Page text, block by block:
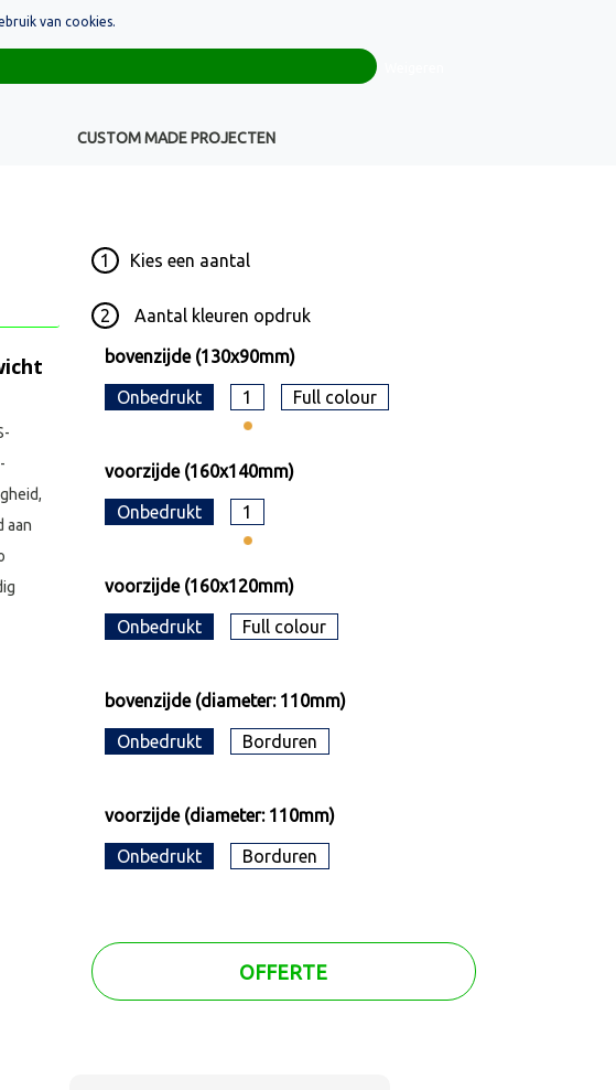
+32(0)16 43 54 19
CUSTOM MADE PROJECTEN
1 Kies een aantal
2 Aantal kleuren opdruk
bovenzijde (130x90mm)
Onbedrukt 1 Full colour
voorzijde (160x140mm)
Onbedrukt 1
voorzijde (160x120mm)
Onbedrukt Full colour
bovenzijde (diameter: 110mm)
Onbedrukt Borduren
voorzijde (diameter: 110mm)
Onbedrukt Borduren
OFFERTE
aan
van cookies.